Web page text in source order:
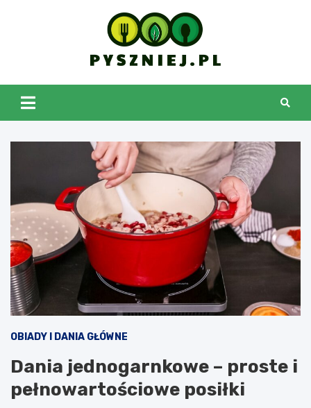
pyszniej.pl
OBIADY I DANIA GŁÓWNE
Dania jednogarnkowe – proste i
pełnowartościowe posiłki